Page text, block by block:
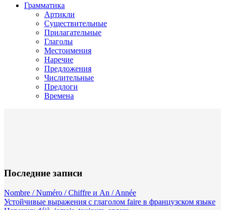
Грамматика
Артикли
Существительные
Прилагательные
Глаголы
Местоимения
Наречие
Предложения
Числительные
Предлоги
Времена
Последние записи
Nombre / Numéro / Chiffre и An / Année
Устойчивые выражения с глаголом faire в французском языке